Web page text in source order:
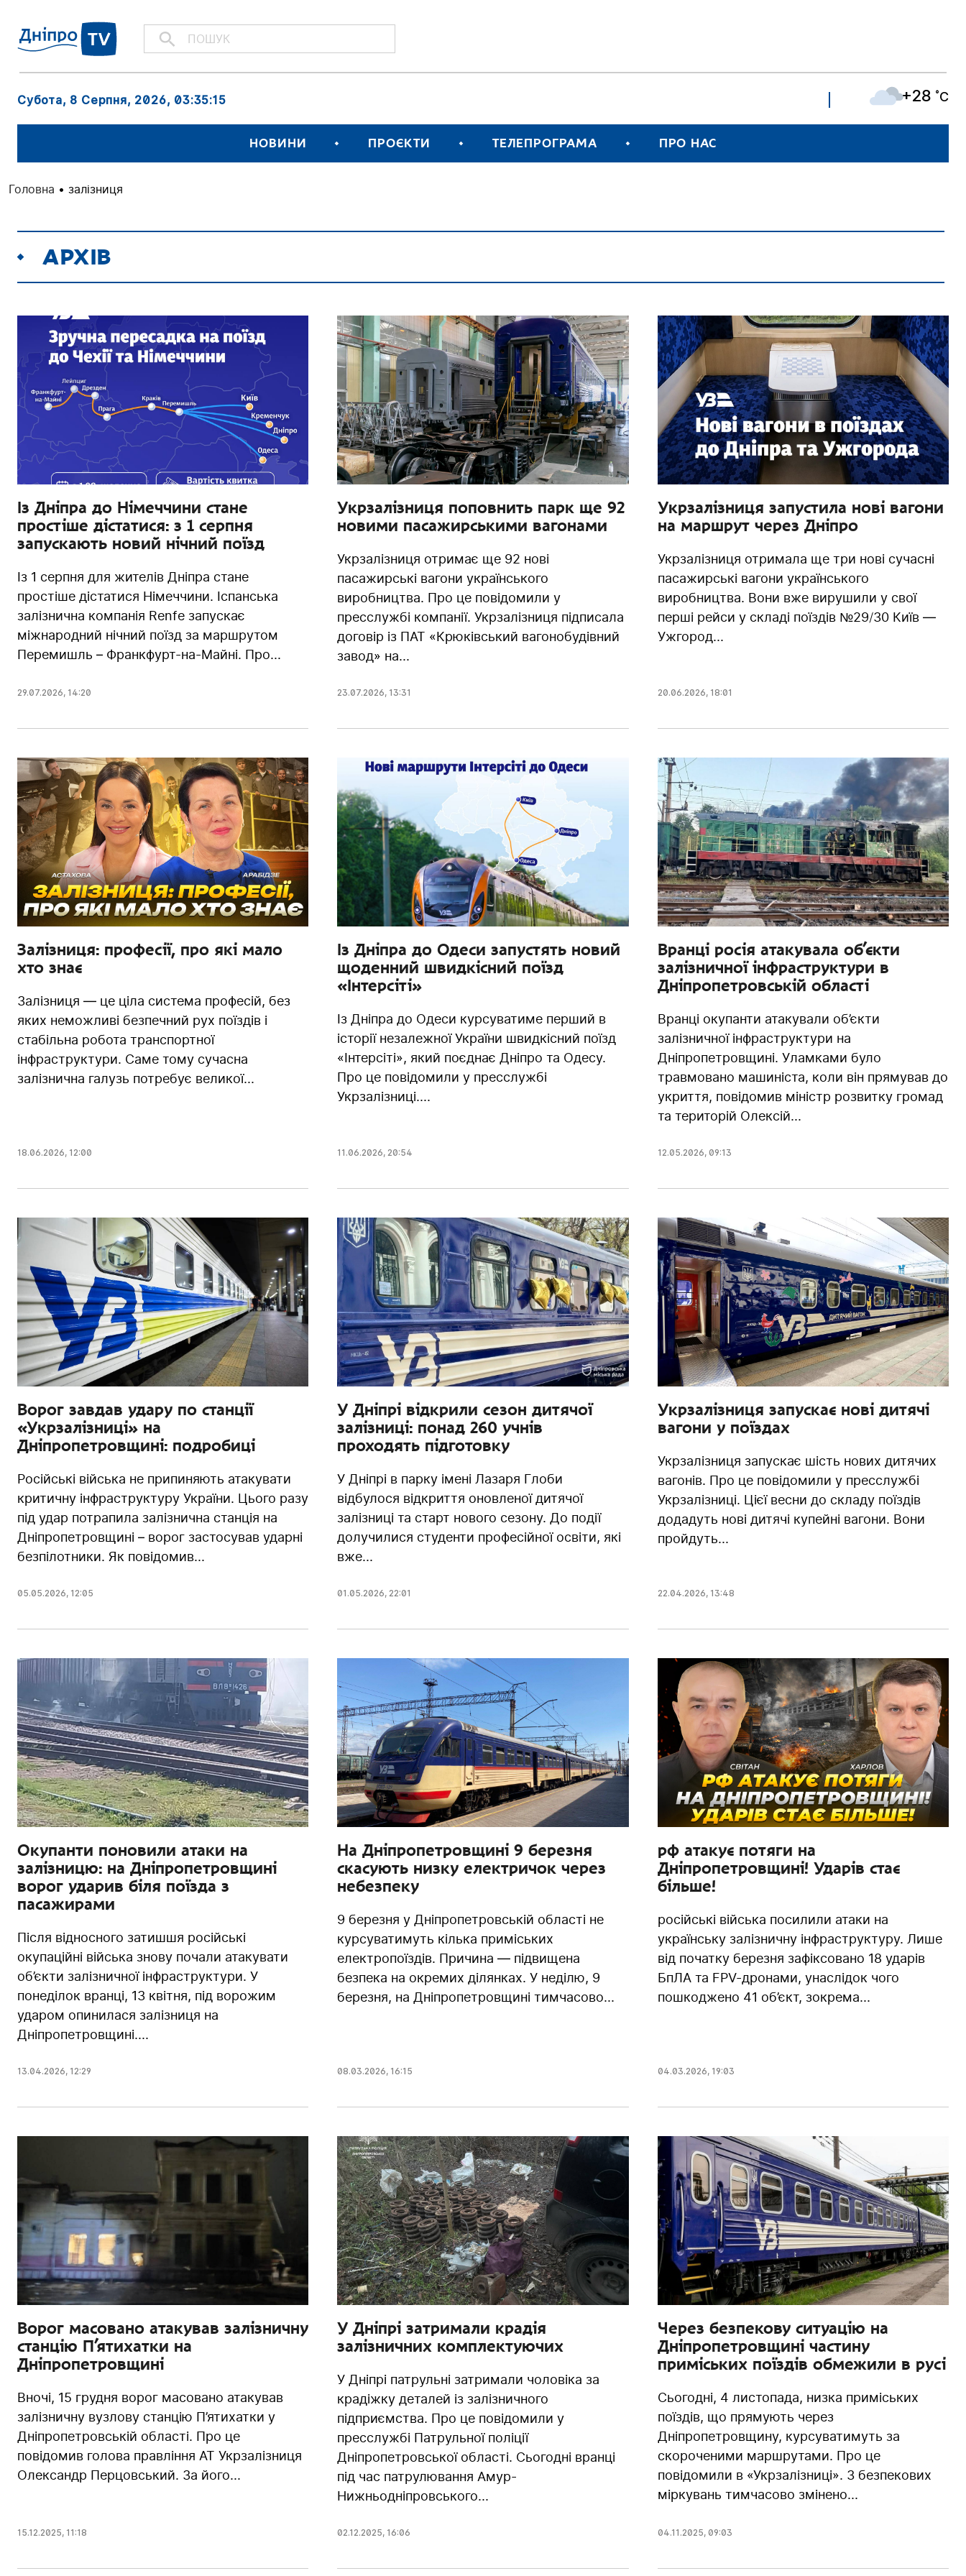
Субота, 8 Серпня, 2026, 03:35:17 +28 ˚C
НОВИНИ ПРОЄКТИ ТЕЛЕПРОГРАМА ПРО НАС
Головна • залізниця
АРХІВ
Із Дніпра до Німеччини стане
простіше дістатися: з 1 серпня
запускають новий нічний поїзд
Із 1 серпня для жителів Дніпра стане
простіше дістатися Німеччини. Іспанська
залізнична компанія Renfe запускає
міжнародний нічний поїзд за маршрутом
Перемишль – Франкфурт-на-Майні. Про...
29.07.2026, 14:20
Укрзалізниця поповнить парк ще 92
новими пасажирськими вагонами
Укрзалізниця отримає ще 92 нові
пасажирські вагони українського
виробництва. Про це повідомили у
пресслужбі компанії. Укрзалізниця підписала
договір із ПАТ «Крюківський вагонобудівний
завод» на...
23.07.2026, 13:31
Укрзалізниця запустила нові вагони
на маршрут через Дніпро
Укрзалізниця отримала ще три нові сучасні
пасажирські вагони українського
виробництва. Вони вже вирушили у свої
перші рейси у складі поїздів №29/30 Київ —
Ужгород...
20.06.2026, 18:01
Залізниця: професії, про які мало
хто знає
Залізниця — це ціла система професій, без
яких неможливі безпечний рух поїздів і
стабільна робота транспортної
інфраструктури. Саме тому сучасна
залізнична галузь потребує великої...
18.06.2026, 12:00
Із Дніпра до Одеси запустять новий
щоденний швидкісний поїзд
«Інтерсіті»
Із Дніпра до Одеси курсуватиме перший в
історії незалежної України швидкісний поїзд
«Інтерсіті», який поєднає Дніпро та Одесу.
Про це повідомили у пресслужбі
Укрзалізниці....
11.06.2026, 20:54
Вранці росія атакувала об’єкти
залізничної інфраструктури в
Дніпропетровській області
Вранці окупанти атакували об’єкти
залізничної інфраструктури на
Дніпропетровщині. Уламками було
травмовано машиніста, коли він прямував до
укриття, повідомив міністр розвитку громад
та територій Олексій...
12.05.2026, 09:13
Ворог завдав удару по станції
«Укрзалізниці» на
Дніпропетровщині: подробиці
Російські війська не припиняють атакувати
критичну інфраструктуру України. Цього разу
під удар потрапила залізнична станція на
Дніпропетровщині – ворог застосував ударні
безпілотники. Як повідомив...
05.05.2026, 12:05
У Дніпрі відкрили сезон дитячої
залізниці: понад 260 учнів
проходять підготовку
У Дніпрі в парку імені Лазаря Глоби
відбулося відкриття оновленої дитячої
залізниці та старт нового сезону. До події
долучилися студенти професійної освіти, які
вже...
01.05.2026, 22:01
Укрзалізниця запускає нові дитячі
вагони у поїздах
Укрзалізниця запускає шість нових дитячих
вагонів. Про це повідомили у пресслужбі
Укрзалізниці. Цієї весни до складу поїздів
додадуть нові дитячі купейні вагони. Вони
пройдуть...
22.04.2026, 13:48
Окупанти поновили атаки на
залізницю: на Дніпропетровщині
ворог ударив біля поїзда з
пасажирами
Після відносного затишшя російські
окупаційні війська знову почали атакувати
об’єкти залізничної інфраструктури. У
понеділок вранці, 13 квітня, під ворожим
ударом опинилася залізниця на
Дніпропетровщині....
13.04.2026, 12:29
На Дніпропетровщині 9 березня
скасують низку електричок через
небезпеку
9 березня у Дніпропетровській області не
курсуватимуть кілька приміських
електропоїздів. Причина — підвищена
безпека на окремих ділянках. У неділю, 9
березня, на Дніпропетровщині тимчасово...
08.03.2026, 16:15
рф атакує потяги на
Дніпропетровщині! Ударів стає
більше!
російські війська посилили атаки на
українську залізничну інфраструктуру. Лише
від початку березня зафіксовано 18 ударів
БпЛА та FPV-дронами, унаслідок чого
пошкоджено 41 об’єкт, зокрема...
04.03.2026, 19:03
Ворог масовано атакував залізничну
станцію П’ятихатки на
Дніпропетровщині
Вночі, 15 грудня ворог масовано атакував
залізничну вузлову станцію П’ятихатки у
Дніпропетровській області. Про це
повідомив голова правління АТ Укрзалізниця
Олександр Перцовський. За його...
15.12.2025, 11:18
У Дніпрі затримали крадія
залізничних комплектуючих
У Дніпрі патрульні затримали чоловіка за
крадіжку деталей із залізничного
підприємства. Про це повідомили у
пресслужбі Патрульної поліції
Дніпропетровської області. Сьогодні вранці
під час патрулювання Амур-
Нижньодніпровського...
02.12.2025, 16:06
Через безпекову ситуацію на
Дніпропетровщині частину
приміських поїздів обмежили в русі
Сьогодні, 4 листопада, низка приміських
поїздів, що прямують через
Дніпропетровщину, курсуватимуть за
скороченими маршрутами. Про це
повідомили в «Укрзалізниці». З безпекових
міркувань тимчасово змінено...
04.11.2025, 09:03